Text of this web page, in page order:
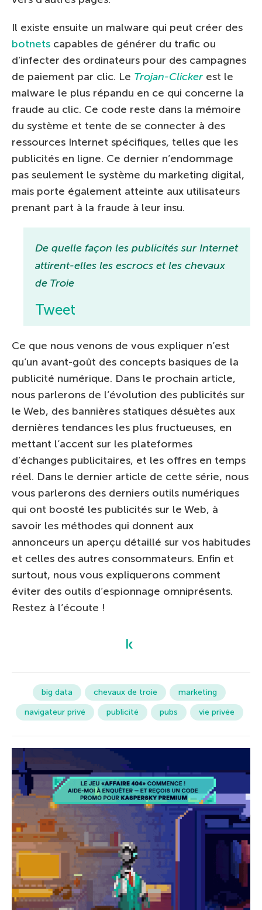
Il existe ensuite un malware qui peut créer des
botnets capables de générer du trafic ou
d’infecter des ordinateurs pour des campagnes
de paiement par clic. Le Trojan-Clicker est le
malware le plus répandu en ce qui concerne la
fraude au clic. Ce code reste dans la mémoire
du système et tente de se connecter à des
ressources Internet spécifiques, telles que les
publicités en ligne. Ce dernier n’endommage
pas seulement le système du marketing digital,
mais porte également atteinte aux utilisateurs
prenant part à la fraude à leur insu.
De quelle façon les publicités sur Internet
attirent-elles les escrocs et les chevaux
de Troie
Tweet
Ce que nous venons de vous expliquer n’est
qu’un avant-goût des concepts basiques de la
publicité numérique. Dans le prochain article,
nous parlerons de l’évolution des publicités sur
le Web, des bannières statiques désuètes aux
dernières tendances les plus fructueuses, en
mettant l’accent sur les plateformes
d’échanges publicitaires, et les offres en temps
réel. Dans le dernier article de cette série, nous
vous parlerons des derniers outils numériques
qui ont boosté les publicités sur le Web, à
savoir les méthodes qui donnent aux
annonceurs un aperçu détaillé sur vos habitudes
et celles des autres consommateurs. Enfin et
surtout, nous vous expliquerons comment
éviter des outils d’espionnage omniprésents.
Restez à l’écoute !
big data chevaux de troie
marketing
navigateur privé
publicité pubs vie privée